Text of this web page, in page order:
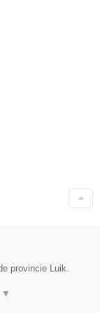
provincie Luik.
▼